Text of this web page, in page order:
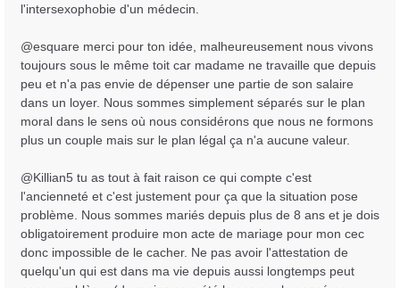
l'intersexophobie d'un médecin.
@esquare merci pour ton idée, malheureusement nous vivons
toujours sous le même toit car madame ne travaille que depuis
peu et n'a pas envie de dépenser une partie de son salaire
dans un loyer. Nous sommes simplement séparés sur le plan
moral dans le sens où nous considérons que nous ne formons
plus un couple mais sur le plan légal ça n'a aucune valeur.
@Killian5 tu as tout à fait raison ce qui compte c'est
l'ancienneté et c'est justement pour ça que la situation pose
problème. Nous sommes mariés depuis plus de 8 ans et je dois
obligatoirement produire mon acte de mariage pour mon cec
donc impossible de le cacher. Ne pas avoir l'attestation de
quelqu'un qui est dans ma vie depuis aussi longtemps peut